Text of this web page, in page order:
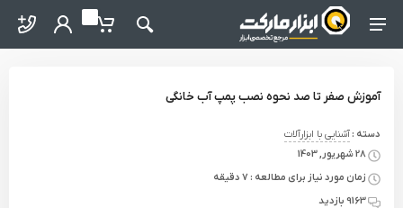
Menu Navigation
Search
My Basket
/ Forgot Password
آموزش صفر تا صد نحوه نصب پمپ آب خانگی
دسته :آشنایی با ابزارآلات
28 شهریور, 1403
زمان مورد نیاز برای مطالعه : 7 دقیقه
9163 بازدید